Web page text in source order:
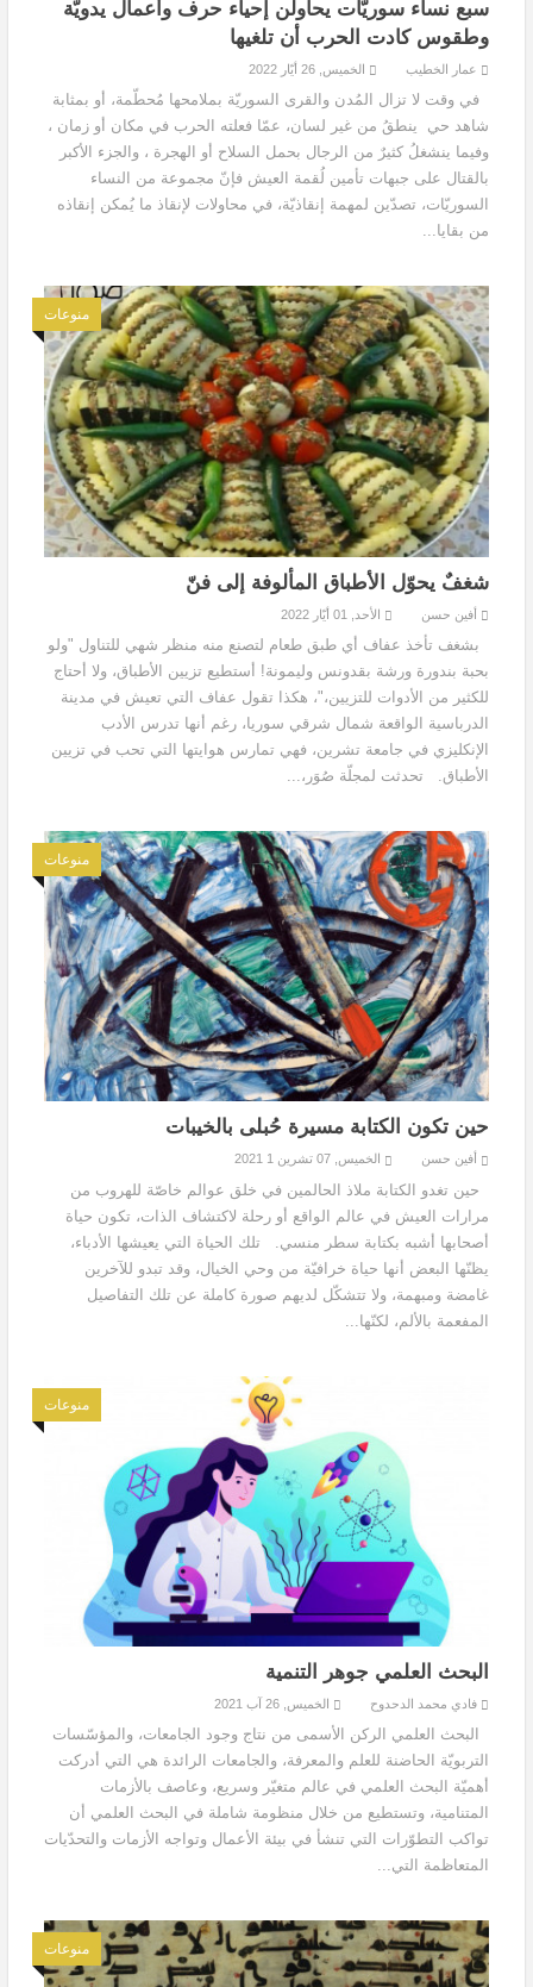
سبع نساء سوريّات يحاولن إحياء حرف وأعمال يدويّة
وطقوس كادت الحرب أن تلغيها
عمار الخطيب الخميس, 26 أيّار 2022
في وقت لا تزال المُدن والقرى السوريّة بملامحها مُحطّمة، أو بمثابة
شاهد حي ينطقُ من غير لسان، عمّا فعلته الحرب في مكان أو زمان ،
وفيما ينشغلُ كثيرٌ من الرجال بحمل السلاح أو الهجرة ، والجزء الأكبر
بالقتال على جبهات تأمين لُقمة العيش فإنّ مجموعة من النساء
السوريّات، تصدّين لمهمة إنقاذيّة، في محاولات لإنقاذ ما يُمكن إنقاذه
من بقايا...
منوعات
شغفٌ يحوّل الأطباق المألوفة إلى فنّ
أفين حسن الأحد, 01 أيّار 2022
بشغف تأخذ عفاف أي طبق طعام لتصنع منه منظر شهي للتناول "ولو
بحبة بندورة ورشة بقدونس وليمونة! أستطيع تزيين الأطباق، ولا أحتاج
للكثير من الأدوات للتزيين،"، هكذا تقول عفاف التي تعيش في مدينة
الدرباسية الواقعة شمال شرقي سوريا، رغم أنها تدرس الأدب
الإنكليزي في جامعة تشرين، فهي تمارس هوايتها التي تحب في تزيين
الأطباق. تحدثت لمجلّة صُوَر،...
منوعات
حين تكون الكتابة مسيرة حُبلى بالخيبات
أفين حسن الخميس, 07 تشرين 1 2021
حين تغدو الكتابة ملاذ الحالمين في خلق عوالم خاصّة للهروب من
مرارات العيش في عالم الواقع أو رحلة لاكتشاف الذات، تكون حياة
أصحابها أشبه بكتابة سطر منسي. تلك الحياة التي يعيشها الأدباء،
يظنّها البعض أنها حياة خرافيّة من وحي الخيال، وقد تبدو للآخرين
غامضة ومبهمة، ولا تتشكّل لديهم صورة كاملة عن تلك التفاصيل
المفعمة بالألم، لكنّها...
منوعات
البحث العلمي جوهر التنمية
فادي محمد الدحدوح الخميس, 26 آب 2021
البحث العلمي الركن الأسمى من نتاج وجود الجامعات، والمؤسّسات
التربويّة الحاضنة للعلم والمعرفة، والجامعات الرائدة هي التي أدركت
أهميّة البحث العلمي في عالم متغيّر وسريع، وعاصف بالأزمات
المتنامية، وتستطيع من خلال منظومة شاملة في البحث العلمي أن
تواكب التطوّرات التي تنشأ في بيئة الأعمال وتواجه الأزمات والتحدّيات
المتعاظمة التي...
منوعات